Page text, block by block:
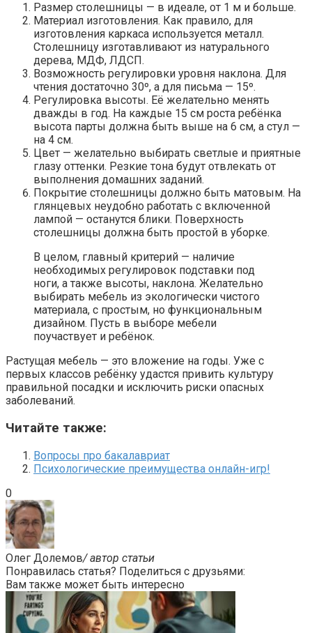
Размер столешницы — в идеале, от 1 м и больше.
Материал изготовления. Как правило, для
изготовления каркаса используется металл.
Столешницу изготавливают из натурального
дерева, МДФ, ЛДСП.
Возможность регулировки уровня наклона. Для
чтения достаточно 30º, а для письма — 15º.
Регулировка высоты. Её желательно менять
дважды в год. На каждые 15 см роста ребёнка
высота парты должна быть выше на 6 см, а стул —
на 4 см.
Цвет — желательно выбирать светлые и приятные
глазу оттенки. Резкие тона будут отвлекать от
выполнения домашних заданий.
Покрытие столешницы должно быть матовым. На
глянцевых неудобно работать с включенной
лампой — останутся блики. Поверхность
столешницы должна быть простой в уборке.
В целом, главный критерий — наличие
необходимых регулировок подставки под
ноги, а также высоты, наклона. Желательно
выбирать мебель из экологически чистого
материала, с простым, но функциональным
дизайном. Пусть в выборе мебели
поучаствует и ребёнок.
Растущая мебель — это вложение на годы. Уже с
первых классов ребёнку удастся привить культуру
правильной посадки и исключить риски опасных
заболеваний.
Читайте также:
Вопросы про бакалавриат
Психологические преимущества онлайн-игр!
0
Олег Долемов/ автор статьи
Понравилась статья? Поделиться с друзьями:
Вам также может быть интересно